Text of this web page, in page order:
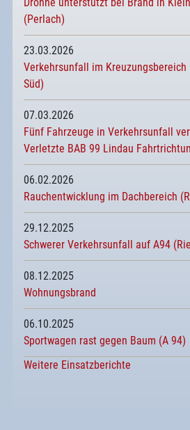
(Perlach)
23.03.2026
Verkehrsunfall im Kreuzungsbereich
Süd)
07.03.2026
Fünf Fahrzeuge in Verkehrsunfall
Verletzte BAB 99 Lindau
06.02.2026
Rauchentwicklung im Dachbereich
29.12.2025
Schwerer Verkehrsunfall auf A94
08.12.2025
Wohnungsbrand
06.10.2025
Sportwagen rast gegen Baum (A 94)
Weitere Einsatzberichte